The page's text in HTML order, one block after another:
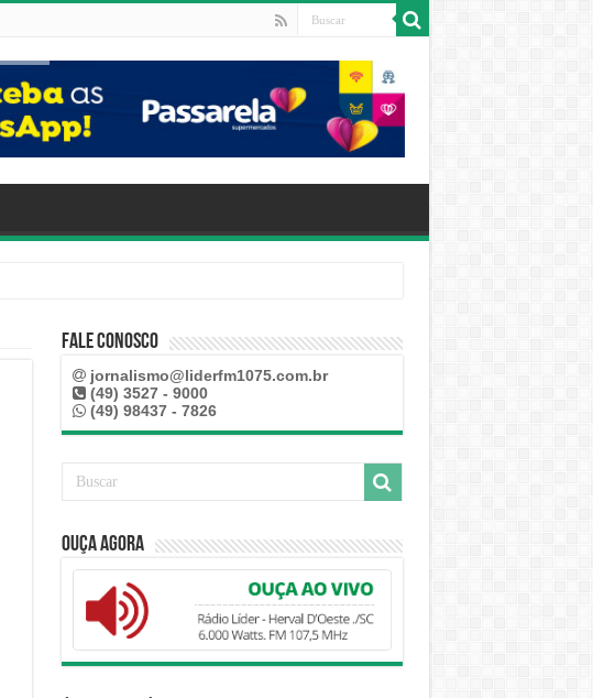
Fale Conosco
jornalismo@liderfm1075.com.br
(49) 3527 - 9000
(49) 98437 - 7826
Ouça Agora